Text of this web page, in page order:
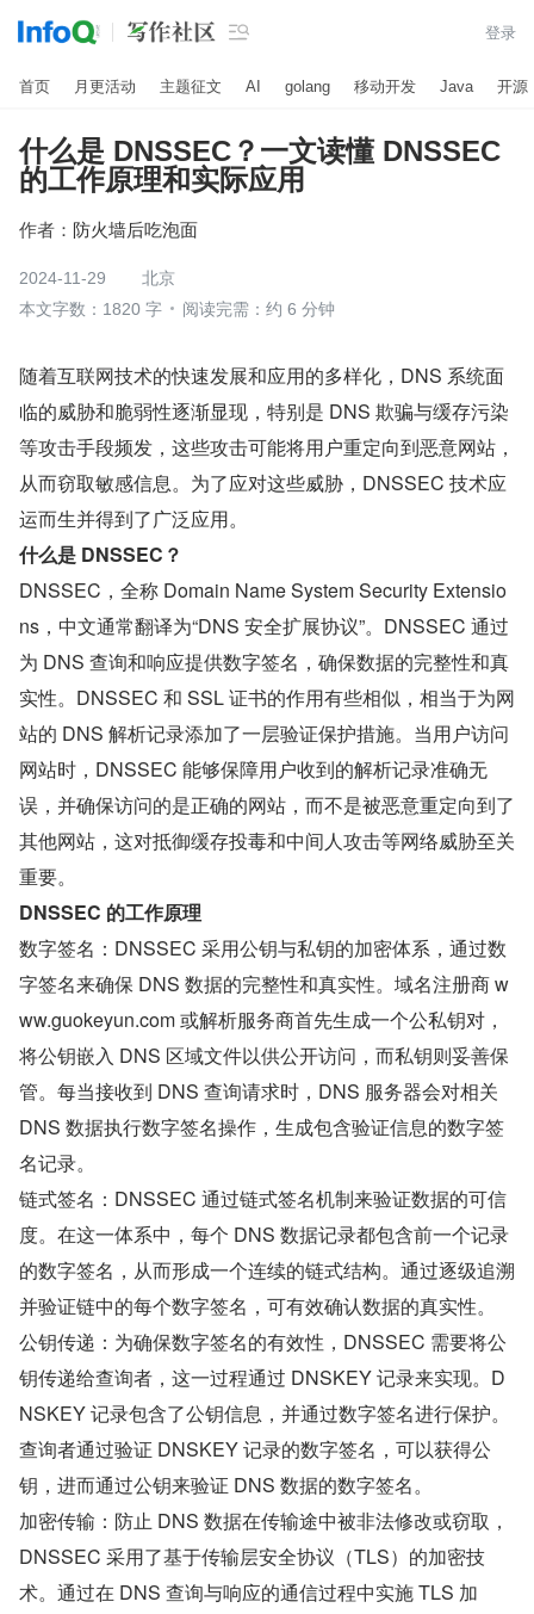
 登录
首页 月更活动 主题征文 AI golang 移动开发 Java 开源
什么是 DNSSEC？一文读懂 DNSSEC
的工作原理和实际应用
作者： 防火墙后吃泡面
2024-11-29
北京
本文字数：1820 字
阅读完需：约 6 分钟
随着互联网技术的快速发展和应用的多样化，DNS 系统面
临的威胁和脆弱性逐渐显现，特别是 DNS 欺骗与缓存污染
等攻击手段频发，这些攻击可能将用户重定向到恶意网站，
从而窃取敏感信息。为了应对这些威胁，DNSSEC 技术应
运而生并得到了广泛应用。
什么是 DNSSEC？
DNSSEC，全称 Domain Name System Security Extensio
ns，中文通常翻译为“DNS 安全扩展协议”。DNSSEC 通过
为 DNS 查询和响应提供数字签名，确保数据的完整性和真
实性。DNSSEC 和 SSL 证书的作用有些相似，相当于为网
站的 DNS 解析记录添加了一层验证保护措施。当用户访问
网站时，DNSSEC 能够保障用户收到的解析记录准确无
误，并确保访问的是正确的网站，而不是被恶意重定向到了
其他网站，这对抵御缓存投毒和中间人攻击等网络威胁至关
重要。
DNSSEC 的工作原理
数字签名：DNSSEC 采用公钥与私钥的加密体系，通过数
字签名来确保 DNS 数据的完整性和真实性。域名注册商 w
ww.guokeyun.com 或解析服务商首先生成一个公私钥对，
将公钥嵌入 DNS 区域文件以供公开访问，而私钥则妥善保
管。每当接收到 DNS 查询请求时，DNS 服务器会对相关
DNS 数据执行数字签名操作，生成包含验证信息的数字签
名记录。
链式签名：DNSSEC 通过链式签名机制来验证数据的可信
度。在这一体系中，每个 DNS 数据记录都包含前一个记录
的数字签名，从而形成一个连续的链式结构。通过逐级追溯
并验证链中的每个数字签名，可有效确认数据的真实性。
公钥传递：为确保数字签名的有效性，DNSSEC 需要将公
钥传递给查询者，这一过程通过 DNSKEY 记录来实现。D
NSKEY 记录包含了公钥信息，并通过数字签名进行保护。
查询者通过验证 DNSKEY 记录的数字签名，可以获得公
钥，进而通过公钥来验证 DNS 数据的数字签名。
加密传输：防止 DNS 数据在传输途中被非法修改或窃取，
DNSSEC 采用了基于传输层安全协议（TLS）的加密技
术。通过在 DNS 查询与响应的通信过程中实施 TLS 加